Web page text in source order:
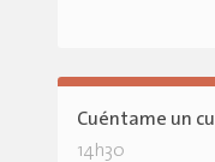
Cuéntame un
14h30